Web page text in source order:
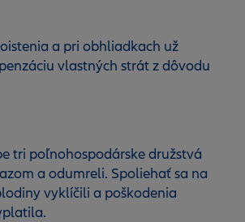
a pri obhliadkach už
vlastných strát z dôvodu
tri poľnohospodárske družstvá
a odumreli. Spoliehať sa na
vyklíčili a poškodenia